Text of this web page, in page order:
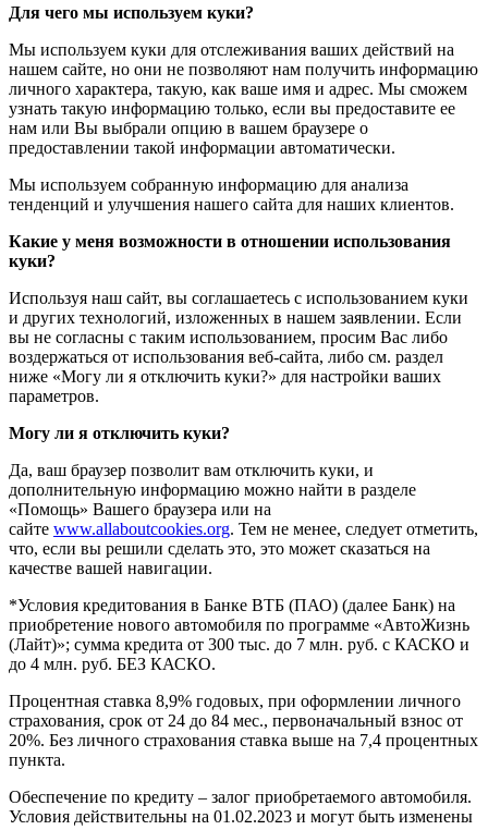
Для чего мы используем куки?
Мы используем куки для отслеживания ваших действий на
нашем сайте, но они не позволяют нам получить информацию
личного характера, такую, как ваше имя и адрес. Мы сможем
узнать такую информацию только, если вы предоставите ее
нам или Вы выбрали опцию в вашем браузере о
предоставлении такой информации автоматически.
Мы используем собранную информацию для анализа
тенденций и улучшения нашего сайта для наших клиентов.
Какие у меня возможности в отношении использования
куки?
Используя наш сайт, вы соглашаетесь с использованием куки
и других технологий, изложенных в нашем заявлении. Если
вы не согласны с таким использованием, просим Вас либо
воздержаться от использования веб-сайта, либо см. раздел
ниже «Могу ли я отключить куки?» для настройки ваших
параметров.
Могу ли я отключить куки?
Да, ваш браузер позволит вам отключить куки, и
дополнительную информацию можно найти в разделе
«Помощь» Вашего браузера или на
сайте www.allaboutcookies.org. Тем не менее, следует отметить,
что, если вы решили сделать это, это может сказаться на
качестве вашей навигации.
*Условия кредитования в Банке ВТБ (ПАО) (далее Банк) на
приобретение нового автомобиля по программе «АвтоЖизнь
(Лайт)»; сумма кредита от 300 тыс. до 7 млн. руб. с КАСКО и
до 4 млн. руб. БЕЗ КАСКО.
Процентная ставка 8,9% годовых, при оформлении личного
страхования, срок от 24 до 84 мес., первоначальный взнос от
20%. Без личного страхования ставка выше на 7,4 процентных
пункта.
Обеспечение по кредиту – залог приобретаемого автомобиля.
Условия действительны на 01.02.2023 и могут быть изменены